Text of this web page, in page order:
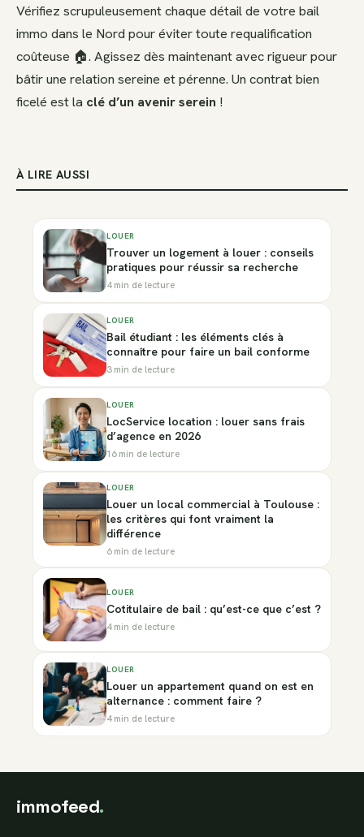
Vérifiez scrupuleusement chaque détail de votre bail
immo dans le Nord pour éviter toute requalification
coûteuse 🏠. Agissez dès maintenant avec rigueur pour
bâtir une relation sereine et pérenne. Un contrat bien
ficelé est la clé d’un avenir serein !
À LIRE AUSSI
LOUER
Trouver un logement à louer : conseils
pratiques pour réussir sa recherche
4 min de lecture
LOUER
Bail étudiant : les éléments clés à
connaître pour faire un bail conforme
3 min de lecture
LOUER
LocService location : louer sans frais
d’agence en 2026
16 min de lecture
LOUER
Louer un local commercial à Toulouse :
les critères qui font vraiment la
différence
6 min de lecture
LOUER
Cotitulaire de bail : qu’est-ce que c’est ?
4 min de lecture
LOUER
Louer un appartement quand on est en
alternance : comment faire ?
4 min de lecture
immofeed.